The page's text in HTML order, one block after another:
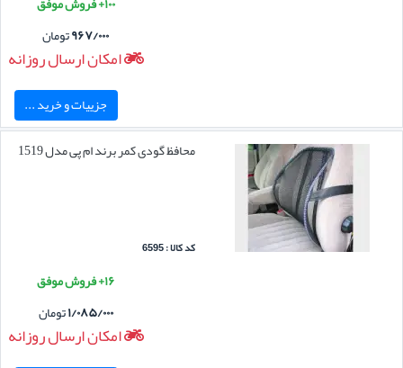
۹۶۷/۰۰۰تومان
امکان ارسال روزانه
جزییات و خرید ...
محافظ گودی کمر برند ام پی مدل 1519
کد کالا : 6595
۱۶+ فروش موفق
۱/۰۸۵/۰۰۰تومان
امکان ارسال روزانه